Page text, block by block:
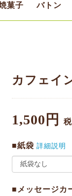
菓子 バトン
カフェイ
1,500円
■紙袋 詳細説明
■メッセージカ